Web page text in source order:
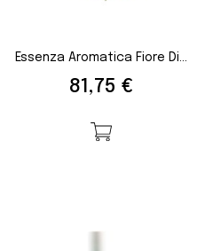
Essenza Aromatica Fiore Di...
Prezzo
81,75 €